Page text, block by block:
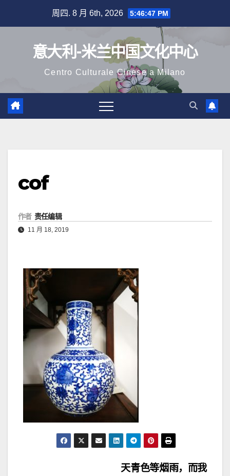
周四. 8 月 6th, 2026 5:46:48 PM
意大利-米兰中国文化中心
Centro Culturale Cinese a Milano
cof
作者 责任编辑
11 月 18, 2019
天青色等烟雨，而我